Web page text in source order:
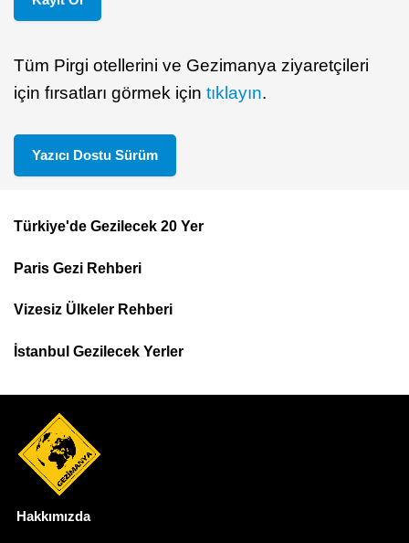
Tüm Pirgi otellerini ve Gezimanya ziyaretçileri
için fırsatları görmek için tıklayın.
Yazıcı Dostu Sürüm
Top
Menu
Türkiye'de Gezilecek 20 Yer
Paris Gezi Rehberi
Vizesiz Ülkeler Rehberi
İstanbul Gezilecek Yerler
Hakkımızda